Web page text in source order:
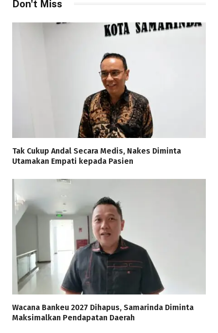
Don't Miss
Tak Cukup Andal Secara Medis, Nakes Diminta
Utamakan Empati kepada Pasien
Wacana Bankeu 2027 Dihapus, Samarinda Diminta
Maksimalkan Pendapatan Daerah